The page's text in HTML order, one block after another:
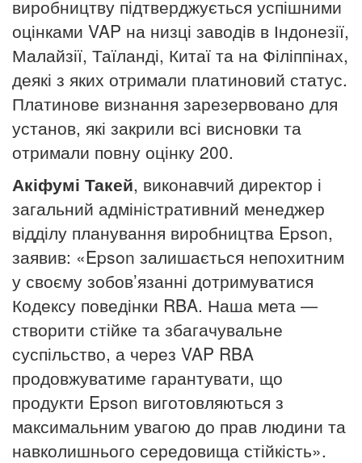
виробництву підтверджується успішними
оцінками VAP на низці заводів в Індонезії,
Малайзії, Таїланді, Китаї та на Філіппінах,
деякі з яких отримали платиновий статус.
Платинове визнання зарезервовано для
установ, які закрили всі висновки та
отримали повну оцінку 200.
Акіфумі Такей, виконавчий директор і
загальний адміністративний менеджер
відділу планування виробництва Epson,
заявив: «Epson залишається непохитним
у своєму зобов’язанні дотримуватися
Кодексу поведінки RBA. Наша мета —
створити стійке та збагачувальне
суспільство, а через VAP RBA
продовжуватиме гарантувати, що
продукти Epson виготовляються з
максимальним увагою до прав людини та
навколишнього середовища стійкість».